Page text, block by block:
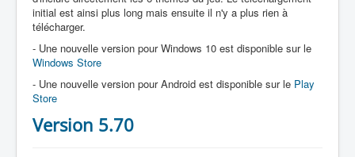
initial est ainsi plus long mais ensuite il n'y a plus rien à
télécharger.
- Une nouvelle version pour Windows 10 est disponible sur le
Windows Store
- Une nouvelle version pour Android est disponible sur le Play
Store
Version 5.70